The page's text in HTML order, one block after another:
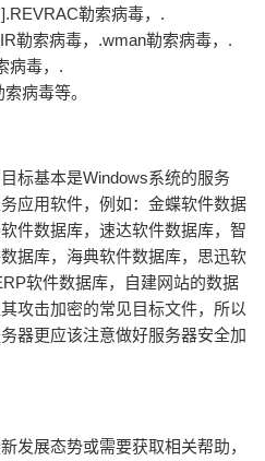
勒索病毒，.
勒索病毒，.wman勒索病毒，.
病毒，.
病毒等。
标基本是Windows系统的服务
应用软件，例如：金蝶软件数据
件数据库，速达软件数据库，智
据库，海典软件数据库，思迅软
软件数据库，自建网站的数据
攻击加密的常见目标文件，所以
器更应该注意做好服务器安全加
发展态势或需要获取相关帮助，